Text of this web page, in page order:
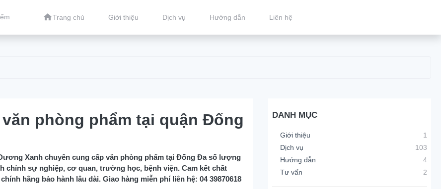
Trang chủ Giới thiệu Dịch vụ Hướng dẫn Liên hệ
phòng phẩm tại quận Đống
Xanh chuyên cung cấp văn phòng phẩm tại Đống Đa số lượng
chính sự nghiệp, cơ quan, trường học, bệnh viện. Cam kết chất
hãng bảo hành lâu dài. Giao hàng miễn phí liên hệ: 04 39870618
DANH MỤC
Giới thiệu
1
Dịch vụ
103
Hướng dẫn
4
Tư vấn
2